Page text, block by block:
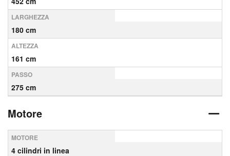
LARGHEZZA
180 cm
ALTEZZA
161 cm
PASSO
275 cm
Motore
MOTORE
4 cilindri in linea